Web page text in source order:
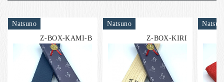
Natsuno
Z-BOX-KAMI-B
Natsuno
Z-BOX-KIRI